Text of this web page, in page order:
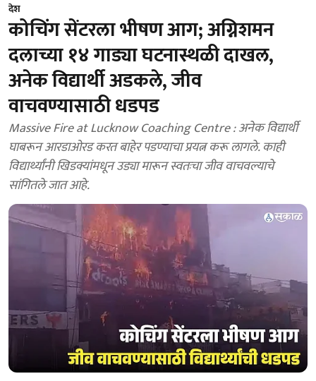
देश
कोचिंग सेंटरला भीषण आग; अग्निशमन
दलाच्या १४ गाड्या घटनास्थळी दाखल,
अनेक विद्यार्थी अडकले, जीव
वाचवण्यासाठी धडपड
Massive Fire at Lucknow Coaching Centre : अनेक विद्यार्थी
घाबरून आरडाओरड करत बाहेर पडण्याचा प्रयत्न करू लागले. काही
विद्यार्थ्यांनी खिडक्यांमधून उड्या मारून स्वतःचा जीव वाचवल्याचे
सांगितले जात आहे.